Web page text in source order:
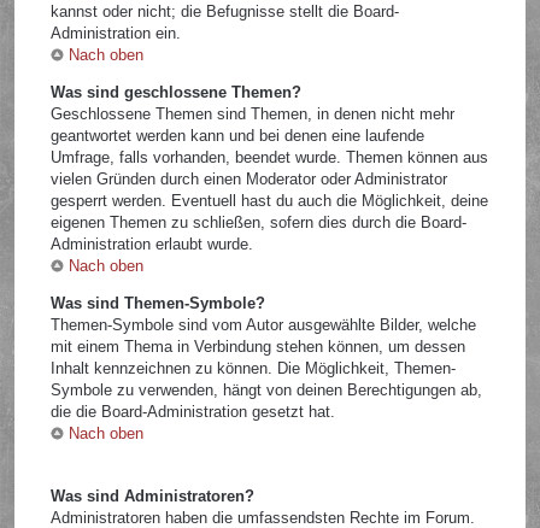
kannst oder nicht; die Befugnisse stellt die Board-
Administration ein.
Nach oben
Was sind geschlossene Themen?
Geschlossene Themen sind Themen, in denen nicht mehr
geantwortet werden kann und bei denen eine laufende
Umfrage, falls vorhanden, beendet wurde. Themen können aus
vielen Gründen durch einen Moderator oder Administrator
gesperrt werden. Eventuell hast du auch die Möglichkeit, deine
eigenen Themen zu schließen, sofern dies durch die Board-
Administration erlaubt wurde.
Nach oben
Was sind Themen-Symbole?
Themen-Symbole sind vom Autor ausgewählte Bilder, welche
mit einem Thema in Verbindung stehen können, um dessen
Inhalt kennzeichnen zu können. Die Möglichkeit, Themen-
Symbole zu verwenden, hängt von deinen Berechtigungen ab,
die die Board-Administration gesetzt hat.
Nach oben
Was sind Administratoren?
Administratoren haben die umfassendsten Rechte im Forum.